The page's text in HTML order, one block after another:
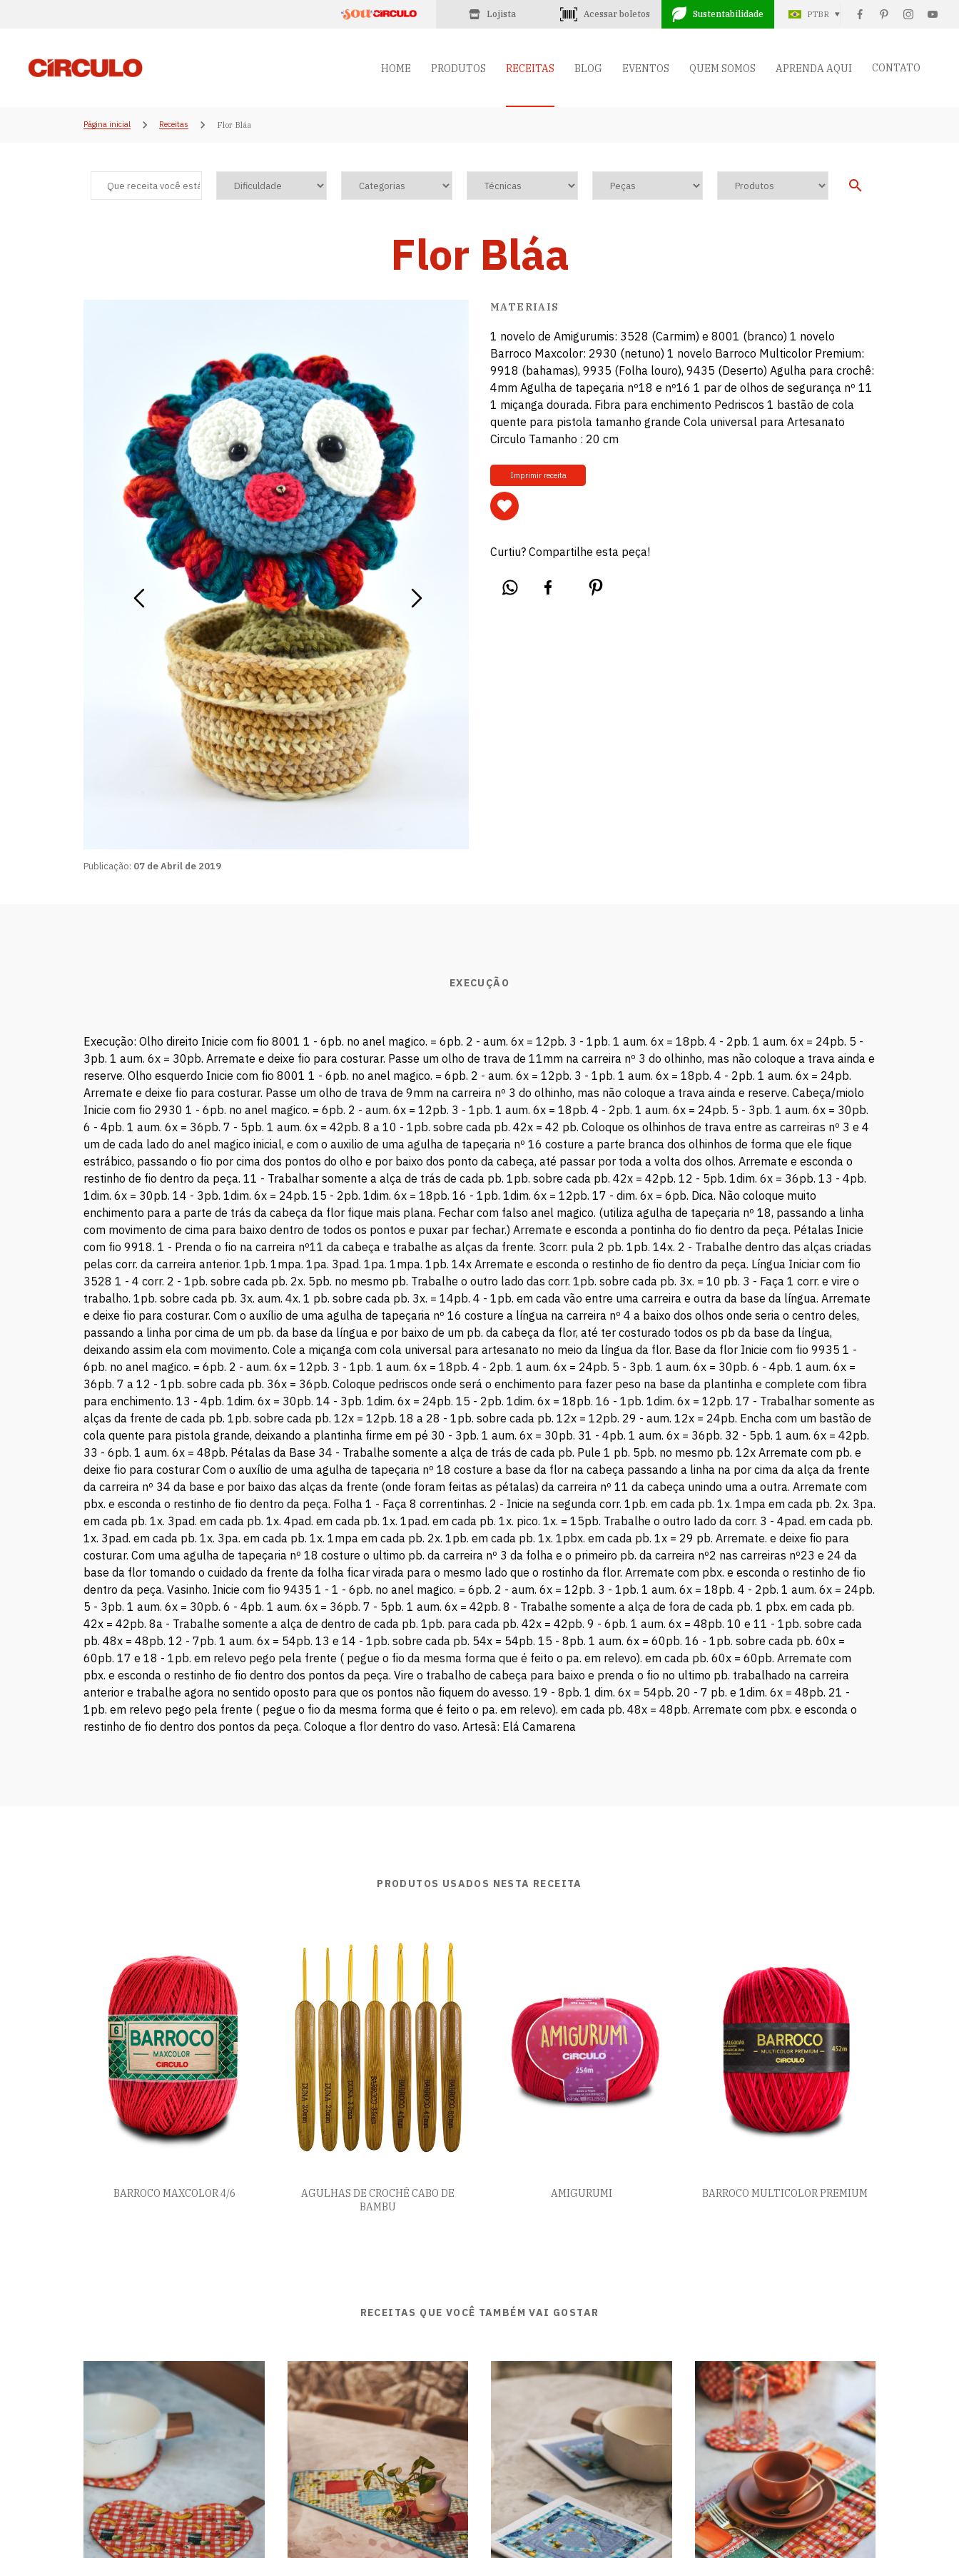
Lojista Acessar boletos Sustentabilidade PTBR
HOME PRODUTOS RECEITAS BLOG EVENTOS QUEM SOMOS APRENDA AQUI CONTATO
Página inicial Receitas Flor Bláa
Flor Bláa
Publicação: 07 de Abril de 2019
MATERIAIS
1 novelo de Amigurumis: 3528 (Carmim) e 8001 (branco) 1 novelo
Barroco Maxcolor: 2930 (netuno) 1 novelo Barroco Multicolor Premium:
9918 (bahamas), 9935 (Folha louro), 9435 (Deserto) Agulha para crochê:
4mm Agulha de tapeçaria nº18 e nº16 1 par de olhos de segurança nº 11
1 miçanga dourada. Fibra para enchimento Pedriscos 1 bastão de cola
quente para pistola tamanho grande Cola universal para Artesanato
Circulo Tamanho : 20 cm
Imprimir receita
Curtiu? Compartilhe esta peça!
EXECUÇÃO
Execução: Olho direito Inicie com fio 8001 1 - 6pb. no anel magico. = 6pb. 2 - aum. 6x = 12pb. 3 - 1pb. 1 aum. 6x = 18pb. 4 - 2pb. 1 aum. 6x = 24pb. 5 -
3pb. 1 aum. 6x = 30pb. Arremate e deixe fio para costurar. Passe um olho de trava de 11mm na carreira nº 3 do olhinho, mas não coloque a trava ainda e
reserve. Olho esquerdo Inicie com fio 8001 1 - 6pb. no anel magico. = 6pb. 2 - aum. 6x = 12pb. 3 - 1pb. 1 aum. 6x = 18pb. 4 - 2pb. 1 aum. 6x = 24pb.
Arremate e deixe fio para costurar. Passe um olho de trava de 9mm na carreira nº 3 do olhinho, mas não coloque a trava ainda e reserve. Cabeça/miolo
Inicie com fio 2930 1 - 6pb. no anel magico. = 6pb. 2 - aum. 6x = 12pb. 3 - 1pb. 1 aum. 6x = 18pb. 4 - 2pb. 1 aum. 6x = 24pb. 5 - 3pb. 1 aum. 6x = 30pb.
6 - 4pb. 1 aum. 6x = 36pb. 7 - 5pb. 1 aum. 6x = 42pb. 8 a 10 - 1pb. sobre cada pb. 42x = 42 pb. Coloque os olhinhos de trava entre as carreiras nº 3 e 4
um de cada lado do anel magico inicial, e com o auxilio de uma agulha de tapeçaria nº 16 costure a parte branca dos olhinhos de forma que ele fique
estrábico, passando o fio por cima dos pontos do olho e por baixo dos ponto da cabeça, até passar por toda a volta dos olhos. Arremate e esconda o
restinho de fio dentro da peça. 11 - Trabalhar somente a alça de trás de cada pb. 1pb. sobre cada pb. 42x = 42pb. 12 - 5pb. 1dim. 6x = 36pb. 13 - 4pb.
1dim. 6x = 30pb. 14 - 3pb. 1dim. 6x = 24pb. 15 - 2pb. 1dim. 6x = 18pb. 16 - 1pb. 1dim. 6x = 12pb. 17 - dim. 6x = 6pb. Dica. Não coloque muito
enchimento para a parte de trás da cabeça da flor fique mais plana. Fechar com falso anel magico. (utiliza agulha de tapeçaria nº 18, passando a linha
com movimento de cima para baixo dentro de todos os pontos e puxar par fechar.) Arremate e esconda a pontinha do fio dentro da peça. Pétalas Inicie
com fio 9918. 1 - Prenda o fio na carreira nº11 da cabeça e trabalhe as alças da frente. 3corr. pula 2 pb. 1pb. 14x. 2 - Trabalhe dentro das alças criadas
pelas corr. da carreira anterior. 1pb. 1mpa. 1pa. 3pad. 1pa. 1mpa. 1pb. 14x Arremate e esconda o restinho de fio dentro da peça. Língua Iniciar com fio
3528 1 - 4 corr. 2 - 1pb. sobre cada pb. 2x. 5pb. no mesmo pb. Trabalhe o outro lado das corr. 1pb. sobre cada pb. 3x. = 10 pb. 3 - Faça 1 corr. e vire o
trabalho. 1pb. sobre cada pb. 3x. aum. 4x. 1 pb. sobre cada pb. 3x. = 14pb. 4 - 1pb. em cada vão entre uma carreira e outra da base da língua. Arremate
e deixe fio para costurar. Com o auxílio de uma agulha de tapeçaria nº 16 costure a língua na carreira nº 4 a baixo dos olhos onde seria o centro deles,
passando a linha por cima de um pb. da base da língua e por baixo de um pb. da cabeça da flor, até ter costurado todos os pb da base da língua,
deixando assim ela com movimento. Cole a miçanga com cola universal para artesanato no meio da língua da flor. Base da flor Inicie com fio 9935 1 -
6pb. no anel magico. = 6pb. 2 - aum. 6x = 12pb. 3 - 1pb. 1 aum. 6x = 18pb. 4 - 2pb. 1 aum. 6x = 24pb. 5 - 3pb. 1 aum. 6x = 30pb. 6 - 4pb. 1 aum. 6x =
36pb. 7 a 12 - 1pb. sobre cada pb. 36x = 36pb. Coloque pedriscos onde será o enchimento para fazer peso na base da plantinha e complete com fibra
para enchimento. 13 - 4pb. 1dim. 6x = 30pb. 14 - 3pb. 1dim. 6x = 24pb. 15 - 2pb. 1dim. 6x = 18pb. 16 - 1pb. 1dim. 6x = 12pb. 17 - Trabalhar somente as
alças da frente de cada pb. 1pb. sobre cada pb. 12x = 12pb. 18 a 28 - 1pb. sobre cada pb. 12x = 12pb. 29 - aum. 12x = 24pb. Encha com um bastão de
cola quente para pistola grande, deixando a plantinha firme em pé 30 - 3pb. 1 aum. 6x = 30pb. 31 - 4pb. 1 aum. 6x = 36pb. 32 - 5pb. 1 aum. 6x = 42pb.
33 - 6pb. 1 aum. 6x = 48pb. Pétalas da Base 34 - Trabalhe somente a alça de trás de cada pb. Pule 1 pb. 5pb. no mesmo pb. 12x Arremate com pb. e
deixe fio para costurar Com o auxílio de uma agulha de tapeçaria nº 18 costure a base da flor na cabeça passando a linha na por cima da alça da frente
da carreira nº 34 da base e por baixo das alças da frente (onde foram feitas as pétalas) da carreira nº 11 da cabeça unindo uma a outra. Arremate com
pbx. e esconda o restinho de fio dentro da peça. Folha 1 - Faça 8 correntinhas. 2 - Inicie na segunda corr. 1pb. em cada pb. 1x. 1mpa em cada pb. 2x. 3pa.
em cada pb. 1x. 3pad. em cada pb. 1x. 4pad. em cada pb. 1x. 1pad. em cada pb. 1x. pico. 1x. = 15pb. Trabalhe o outro lado da corr. 3 - 4pad. em cada pb.
1x. 3pad. em cada pb. 1x. 3pa. em cada pb. 1x. 1mpa em cada pb. 2x. 1pb. em cada pb. 1x. 1pbx. em cada pb. 1x = 29 pb. Arremate. e deixe fio para
costurar. Com uma agulha de tapeçaria nº 18 costure o ultimo pb. da carreira nº 3 da folha e o primeiro pb. da carreira nº2 nas carreiras nº23 e 24 da
base da flor tomando o cuidado da frente da folha ficar virada para o mesmo lado que o rostinho da flor. Arremate com pbx. e esconda o restinho de fio
dentro da peça. Vasinho. Inicie com fio 9435 1 - 1 - 6pb. no anel magico. = 6pb. 2 - aum. 6x = 12pb. 3 - 1pb. 1 aum. 6x = 18pb. 4 - 2pb. 1 aum. 6x = 24pb.
5 - 3pb. 1 aum. 6x = 30pb. 6 - 4pb. 1 aum. 6x = 36pb. 7 - 5pb. 1 aum. 6x = 42pb. 8 - Trabalhe somente a alça de fora de cada pb. 1 pbx. em cada pb.
42x = 42pb. 8a - Trabalhe somente a alça de dentro de cada pb. 1pb. para cada pb. 42x = 42pb. 9 - 6pb. 1 aum. 6x = 48pb. 10 e 11 - 1pb. sobre cada
pb. 48x = 48pb. 12 - 7pb. 1 aum. 6x = 54pb. 13 e 14 - 1pb. sobre cada pb. 54x = 54pb. 15 - 8pb. 1 aum. 6x = 60pb. 16 - 1pb. sobre cada pb. 60x =
60pb. 17 e 18 - 1pb. em relevo pego pela frente ( pegue o fio da mesma forma que é feito o pa. em relevo). em cada pb. 60x = 60pb. Arremate com
pbx. e esconda o restinho de fio dentro dos pontos da peça. Vire o trabalho de cabeça para baixo e prenda o fio no ultimo pb. trabalhado na carreira
anterior e trabalhe agora no sentido oposto para que os pontos não fiquem do avesso. 19 - 8pb. 1 dim. 6x = 54pb. 20 - 7 pb. e 1dim. 6x = 48pb. 21 -
1pb. em relevo pego pela frente ( pegue o fio da mesma forma que é feito o pa. em relevo). em cada pb. 48x = 48pb. Arremate com pbx. e esconda o
restinho de fio dentro dos pontos da peça. Coloque a flor dentro do vaso. Artesã: Elá Camarena
PRODUTOS USADOS NESTA RECEITA
BARROCO MAXCOLOR 4/6
AGULHAS DE CROCHÊ CABO DE
BAMBU
AMIGURUMI BARROCO MULTICOLOR PREMIUM
RECEITAS QUE VOCÊ TAMBÉM VAI GOSTAR